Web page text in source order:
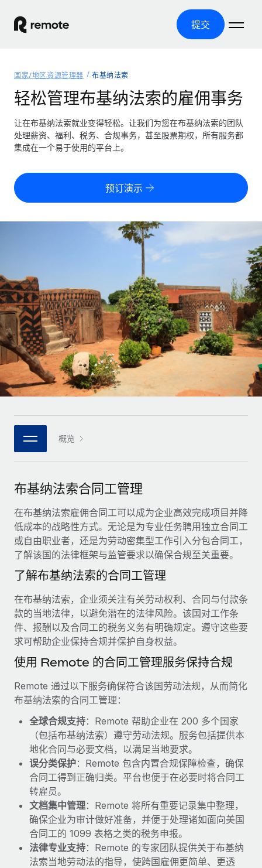
提交
产品
全球招聘
全球薪资管理
轻松运行合规薪资
零实体成本实现全球扩张
PEO
外包复杂雇佣任务
基础设施
Remote Embedded
将人力资源无缝融入工作流程
团队的内置核心人力资源功能
连接 新的
使用我们的 MCP 将任何人工智能工具与 Remote 平台相连
借助核心业务工具简化流程
服务
咨询专家
简化候选人筛选流程
合规守望台
防范合规风险
设备管理
在全球范围内配置和跟踪 IT 设备
快速建立合规实体
人员调配与搬迁
轻松搬迁员工
福利
轻松管理员工福利
覆盖全球
美国各州浏览器
成长阶段
初创企业
为成长型企业量身打造的全球敏捷型人力资源与薪资解决方案
中型市场
通过定制化人力资源解决方案扩展团队
企业
与我们携手合作
战略技术合作伙伴
与我们共探合作机遇
Remote Build 即将推出
集成与人工智能自动化咨询
Cultivating a Thriving Remote-First Culture in
Partnership with Remote
At a glance Discover the evolution of TheyDo, a pioneering
journey management platform that has...
了解更多
Reverse Tech's strategic partnership with
Remote for contractor management and
payroll
Reverse Tech at a glance Health and wellness startup,
Reverse Tech, partnered with Remote to manage...
了解更多
资源
工具与计算器
误分类风险计算工具
探索全球合同工的结算货币选项与结算速度
通过 REMOTE 学习
研究与指引
案例研究
人力资源术语表
核对表和模板
职位描述库
网络研讨会
活动
新闻室
薪金与人才洞察
洞察中心
获得支持
查看全部资源
博客
EOR compliance
As the global workforce continues to expand in response
to the demands of today’s labor market, the...
了解更多
What a Workday global payroll implementation
actually looks like
Most teams hear "payroll implementation" and picture a
six-month project with a dedicated team....
了解更多
定价
中文（简体）
Nederlands
Français
Deutsch
Español
Italiano
Português (Portugal)
日本語
한국어
中文（简体）
登录
国家/地区资源管理器 布基纳法索
轻松管理布基纳法索的雇佣事务
让在布基纳法索就业变得轻松。让我们为您在布基纳法索的团队
处理薪资、福利、税务、合规事务，甚至股票期权，所有服务都
集成在一个易于使用的平台上。
预订演示
概览
布基纳法索合同工管理
在布基纳法索雇佣合同工可以成为企业高效完成项目并降
低成本的战略性方式。无论是为专业任务聘用独立合同工
或自由职业者，还是为劳动密集型工作引入分包合同工，
了解该国的法律框架与监管要求以确保合规至关重要。
了解布基纳法索的合同工管理
在布基纳法索，企业须关注有关劳动权利、合同与付款条
款的当地法律，以避免潜在的法律风险。该国对工作条
件、报酬以及合同工的税务义务有明确规定。遵守这些要
求可帮助企业保持合规并保护自身权益。
使用 Remote 的合同工管理服务保持合规
Remote 通过以下服务确保符合该国劳动法规，从而简化
布基纳法索的合同工管理：
全球合规支持：Remote 帮助企业在 200 多个国家
（包括布基纳法索）遵守劳动法规。服务包括提供本
地化合同与必要文档，以满足当地要求。
误分类保护：Remote 包含内置合规保障检查，确保
合同工得到正确归类。平台也便于在必要时将合同工
转雇员。
文档集中管理：Remote 将所有重要记录集中整理，
确保企业为审计做好准备，并便于处理诸如面向美国
合同工的 1099 表格之类的税务申报。
法律专业支持：Remote 的专家团队提供关于布基纳
法索当地劳动法的指导，使跨国雇佣更简单、更透